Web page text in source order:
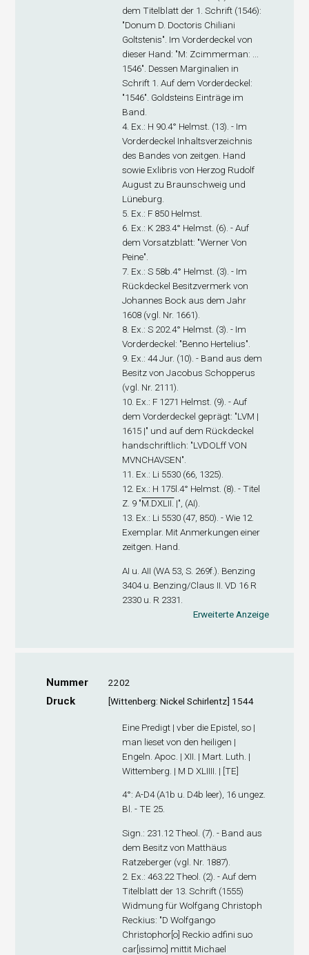
dem Titelblatt der 1. Schrift (1546):
"Donum D. Doctoris Chiliani
Goltstenis". Im Vorderdeckel von
dieser Hand: "M: Zcimmerman: ...
1546". Dessen Marginalien in
Schrift 1. Auf dem Vorderdeckel:
"1546". Goldsteins Einträge im
Band.
4. Ex.: H 90.4° Helmst. (13). - Im
Vorderdeckel Inhaltsverzeichnis
des Bandes von zeitgen. Hand
sowie Exlibris von Herzog Rudolf
August zu Braunschweig und
Lüneburg.
5. Ex.: F 850 Helmst.
6. Ex.: K 283.4° Helmst. (6). - Auf
dem Vorsatzblatt: "Werner Von
Peine".
7. Ex.: S 58b.4° Helmst. (3). - Im
Rückdeckel Besitzvermerk von
Johannes Bock aus dem Jahr
1608 (vgl. Nr. 1661).
8. Ex.: S 202.4° Helmst. (3). - Im
Vorderdeckel: "Benno Hertelius".
9. Ex.: 44 Jur. (10). - Band aus dem
Besitz von Jacobus Schopperus
(vgl. Nr. 2111).
10. Ex.: F 1271 Helmst. (9). - Auf
dem Vorderdeckel geprägt: "LVM |
1615 |" und auf dem Rückdeckel
handschriftlich: "LVDOLff VON
MVNCHAVSEN".
11. Ex.: Li 5530 (66, 1325).
12. Ex.: H 175l.4° Helmst. (8). - Titel
Z. 9 "M.DXLII. |", (AI).
13. Ex.: Li 5530 (47, 850). - Wie 12.
Exemplar. Mit Anmerkungen einer
zeitgen. Hand.
AI u. AII (WA 53, S. 269f.). Benzing
3404 u. Benzing/Claus II. VD 16 R
2330 u. R 2331.
Erweiterte Anzeige
Nummer 2202
Druck [Wittenberg: Nickel Schirlentz] 1544
Eine Predigt | vber die Epistel, so |
man lieset von den heiligen |
Engeln. Apoc. | XII. | Mart. Luth. |
Wittemberg. | M D XLIIII. | [TE]
4°: A-D4(A1b u. D4b leer), 16 ungez.
Bl. - TE 25.
Sign .: 231.12 Theol. (7). - Band aus
dem Besitz von Matthäus
Ratzeberger (vgl. Nr. 1887).
2. Ex .: 463.22 Theol. (2). - Auf dem
Titelblatt der 13. Schrift (1555)
Widmung für Wolfgang Christoph
Reckius: "D Wolfgango
Christophor[o] Reckio adfini suo
car[issimo] mittit Michael